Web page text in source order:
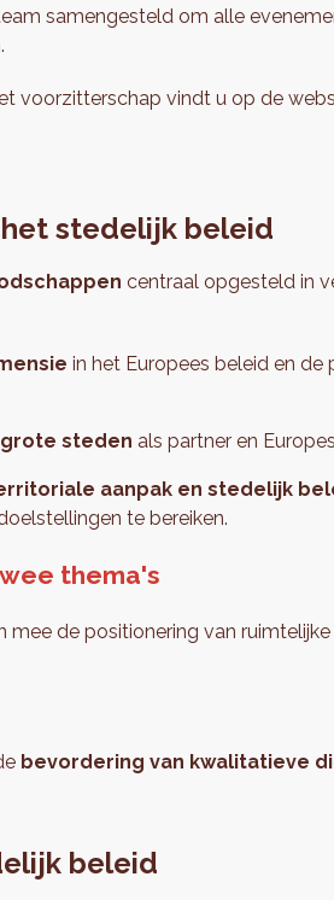
samengesteld om alle
voorzitterschap vindt u op de
stedelijk beleid
centraal opgesteld in
in het Europees beleid en de
grote steden als partner en
aanpak en stedelijk
te bereiken.
thema's
de positionering van
bevordering van kwalitatieve
beleid